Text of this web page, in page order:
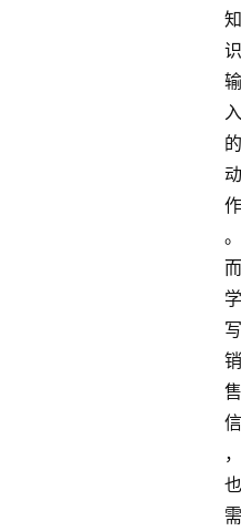
知
识
输
入
的
动
作
。
而
学
写
销
售
信
，
也
需